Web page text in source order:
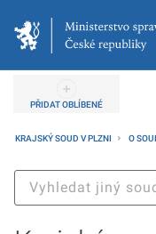
PŘIDAT OBLÍBENÉ
KRAJSKÝ SOUD V PLZNI O